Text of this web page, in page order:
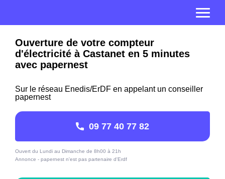
Ouverture de votre compteur
d'électricité à Castanet en 5 minutes
avec papernest
Sur le réseau Enedis/ErDF en appelant un conseiller
papernest
09 77 40 77 82
Ouvert du Lundi au Dimanche de 8h00 à 21h
Annonce - papernest n'est pas partenaire d'Erdf